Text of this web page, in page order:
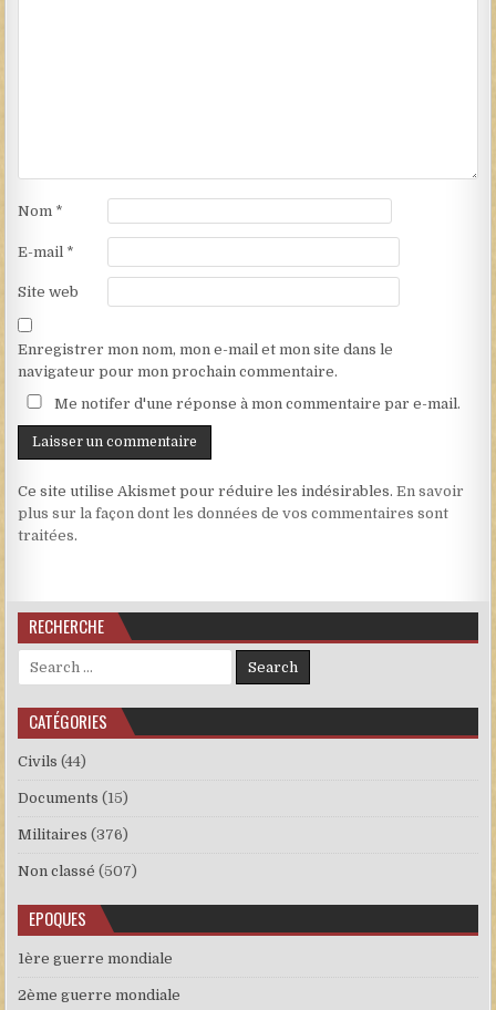
Nom *
E-mail *
Site web
Enregistrer mon nom, mon e-mail et mon site dans le
navigateur pour mon prochain commentaire.
Me notifer d'une réponse à mon commentaire par e-mail.
Ce site utilise Akismet pour réduire les indésirables.En savoir
plus sur la façon dont les données de vos commentaires sont
traitées.
RECHERCHE
Search for:
CATÉGORIES
Civils (44)
Documents (15)
Militaires (376)
Non classé (507)
EPOQUES
1ère guerre mondiale
2ème guerre mondiale